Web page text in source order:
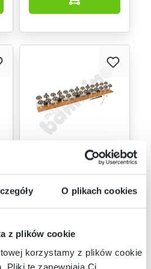
O plikach cookies
z plików cookie
korzystamy z plików cookie:
Pliki te zapewniają Ci
zamówienie
chromatyczne
Montessori - 13 par
Kod produktu: MONT457629
6 229,90 zł